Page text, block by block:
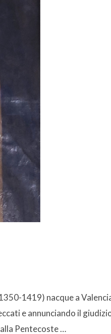
1419) nacque a
e annunciando il
Pentecoste …